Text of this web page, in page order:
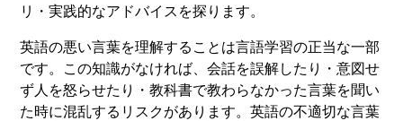
リ・実践的なアドバイスを探ります。
英語の悪い言葉を理解することは言語学習の正当な一部
です。この知識がなければ、会話を誤解したり・意図せ
ず人を怒らせたり・教科書で教わらなかった言葉を聞い
た時に混乱するリスクがあります。英語の不適切な言葉